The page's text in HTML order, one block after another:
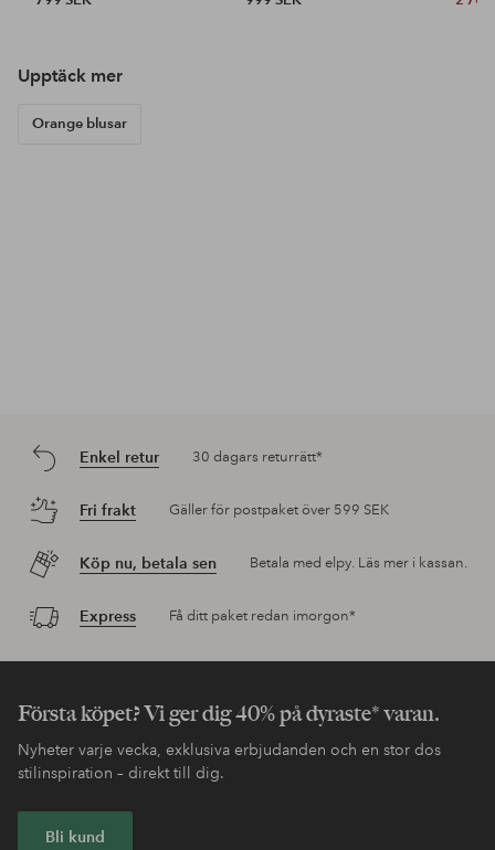
Upptäck mer
Orange blusar
Enkel retur 30 dagars returrätt*
Fri frakt Gäller för postpaket över 599 SEK
Köp nu, betala sen Betala med elpy. Läs mer i kassan.
Express Få ditt paket redan imorgon*
Första köpet? Vi ger dig 40% på dyraste* varan.
Nyheter varje vecka, exklusiva erbjudanden och en stor dos
stilinspiration – direkt till dig.
Bli kund